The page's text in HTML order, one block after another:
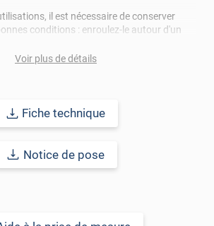
il est nécessaire de conserver
conditions : enroulez-le autour d'un
le avec de l'eau en abondance et un peu de
: pour pouvoir réutiliser plusieurs fois le
stocker propre, emballer et dans un lieu
STAT609i.
Voir plus de détails
Fiche technique
Notice de pose